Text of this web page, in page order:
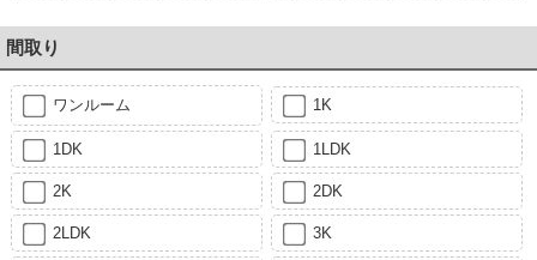
間取り
ワンルーム 1K
1DK 1LDK
2K 2DK
2LDK 3K